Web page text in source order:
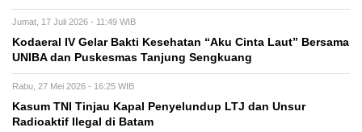
Jumat, 17 Juli 2026 - 11:49 WIB
Kodaeral IV Gelar Bakti Kesehatan “Aku Cinta Laut” Bersama
UNIBA dan Puskesmas Tanjung Sengkuang
Rabu, 27 Mei 2026 - 16:25 WIB
Kasum TNI Tinjau Kapal Penyelundup LTJ dan Unsur
Radioaktif Ilegal di Batam